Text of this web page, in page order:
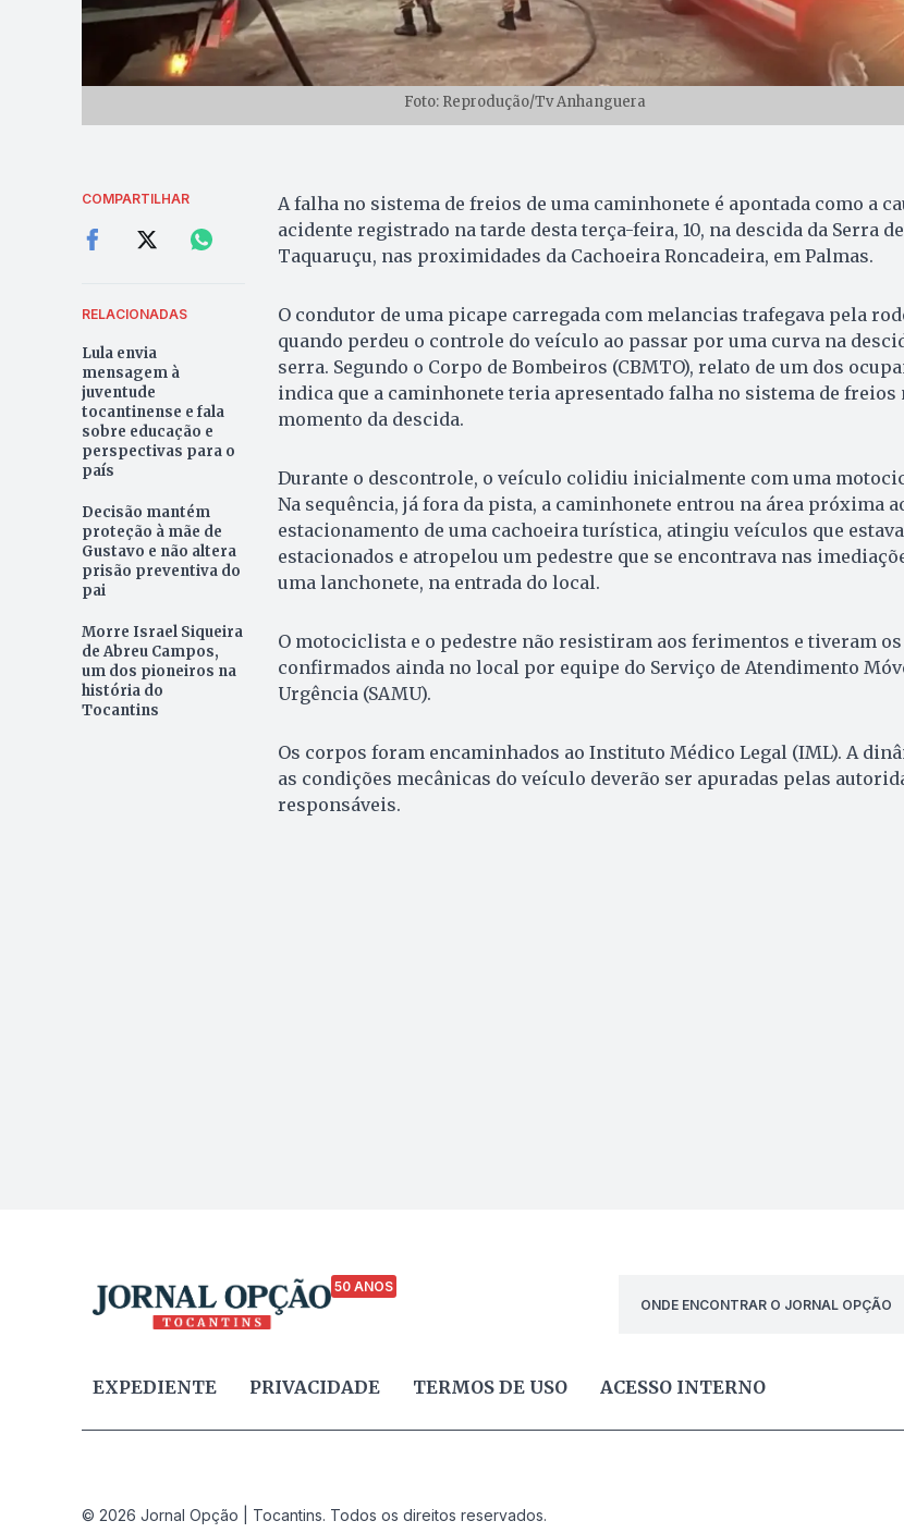
Foto: Reprodução/Tv Anhanguera
COMPARTILHAR
RELACIONADAS
Lula envia
mensagem à
juventude
tocantinense e fala
sobre educação e
perspectivas para o
país
Decisão mantém
proteção à mãe de
Gustavo e não altera
prisão preventiva do
pai
Morre Israel Siqueira
de Abreu Campos,
um dos pioneiros na
história do
Tocantins
A falha no sistema de freios de uma caminhonete é apontada como a
acidente registrado na tarde desta terça-feira, 10, na descida da Serra de
Taquaruçu, nas proximidades da Cachoeira Roncadeira, em Palmas.
O condutor de uma picape carregada com melancias trafegava pela
quando perdeu o controle do veículo ao passar por uma curva na
serra. Segundo o Corpo de Bombeiros (CBMTO), relato de um dos
indica que a caminhonete teria apresentado falha no sistema de freios
momento da descida.
Durante o descontrole, o veículo colidiu inicialmente com uma
Na sequência, já fora da pista, a caminhonete entrou na área próxima
estacionamento de uma cachoeira turística, atingiu veículos que
estacionados e atropelou um pedestre que se encontrava nas
uma lanchonete, na entrada do local.
O motociclista e o pedestre não resistiram aos ferimentos e tiveram
confirmados ainda no local por equipe do Serviço de Atendimento
Urgência (SAMU).
Os corpos foram encaminhados ao Instituto Médico Legal (IML). A
as condições mecânicas do veículo deverão ser apuradas pelas
responsáveis.
50 ANOS
ONDE ENCONTRAR O JORNAL OPÇÃO
EXPEDIENTE PRIVACIDADE TERMOS DE USO ACESSO INTERNO
© 2026 Jornal Opção | Tocantins. Todos os direitos reservados.